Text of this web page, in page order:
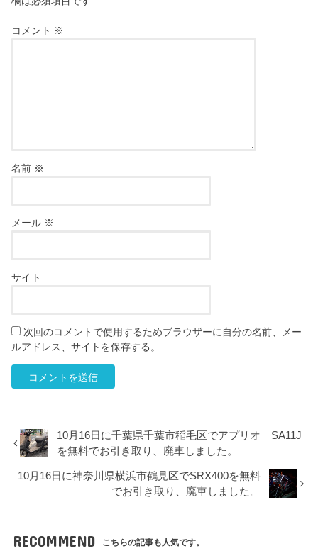
コメント ※
名前 ※
メール ※
サイト
次回のコメントで使用するためブラウザーに自分の名前、メー
ルアドレス、サイトを保存する。
10月16日に千葉県千葉市稲毛区でアプリオ SA11J
を無料でお引き取り、廃車しました。
10月16日に神奈川県横浜市鶴見区でSRX400を無料
でお引き取り、廃車しました。
RECOMMEND こちらの記事も人気です。